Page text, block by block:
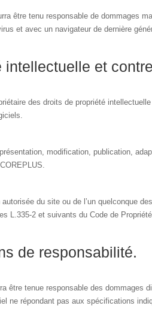
être tenu responsable de dommages
et avec un navigateur de dernière
intellectuelle et
des droits de propriété
modification, publication,
du site ou de l’un quelconque
L.335-2 et suivants du Code de
de responsabilité.
être tenue responsable des dommages
ne répondant pas aux spécifications